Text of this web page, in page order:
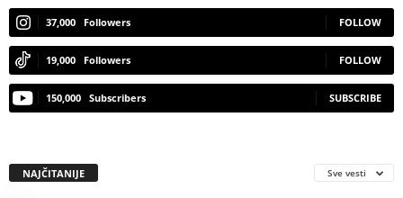
37,000 Followers FOLLOW
19,000 Followers FOLLOW
150,000 Subscribers SUBSCRIBE
NAJČITANIJE Sve vesti